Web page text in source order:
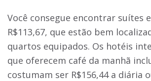
Você consegue encontrar suítes
R$113,67, que estão bem
quartos equipados. Os hotéis
que oferecem café da manhã
costumam ser R$156,44 a diária